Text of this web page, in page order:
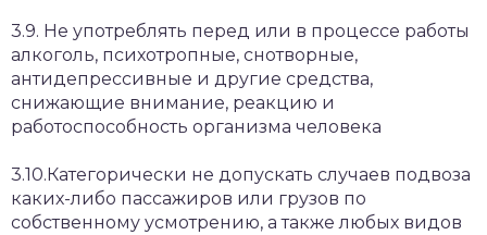
3.9. Не употреблять перед или в процессе работы
алкоголь, психотропные, снотворные,
антидепрессивные и другие средства,
снижающие внимание, реакцию и
работоспособность организма человека
3.10.Категорически не допускать случаев подвоза
каких-либо пассажиров или грузов по
собственному усмотрению, а также любых видов